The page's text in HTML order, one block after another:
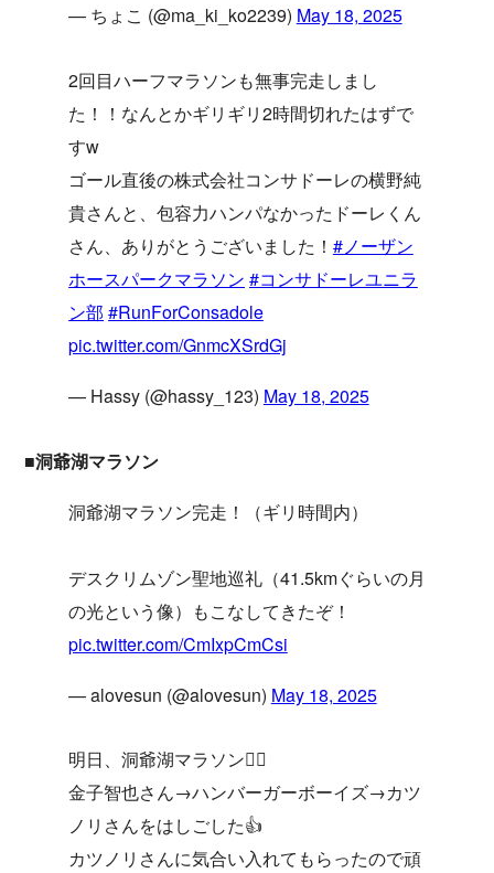
— ちょこ (@ma_ki_ko2239) May 18, 2025
2回目ハーフマラソンも無事完走しまし
た！！なんとかギリギリ2時間切れたはずで
すw
ゴール直後の株式会社コンサドーレの横野純
貴さんと、包容力ハンパなかったドーレくん
さん、ありがとうございました！ #ノーザン
ホースパークマラソン #コンサドーレユニラ
ン部 #RunForConsadole
pic.twitter.com/GnmcXSrdGj
— Hassy (@hassy_123) May 18, 2025
■洞爺湖マラソン
洞爺湖マラソン完走！（ギリ時間内）
デスクリムゾン聖地巡礼（41.5kmぐらいの月
の光という像）もこなしてきたぞ！
pic.twitter.com/CmIxpCmCsi
— alovesun (@alovesun) May 18, 2025
明日、洞爺湖マラソン🏃‍♂️
金子智也さん→ハンバーガーボーイズ→カツ
ノリさんをはしごした👍
カツノリさんに気合い入れてもらったので頑